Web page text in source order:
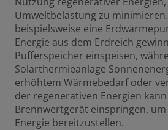
Umweltbelastung zu
beispielsweise eine
Energie aus dem Erdreich
Pufferspeicher einspeisen,
Solarthermieanlage
erhöhtem Wärmebedarf oder
der regenerativen Energien
Brennwertgerät einspringen,
Energie bereitzustellen.